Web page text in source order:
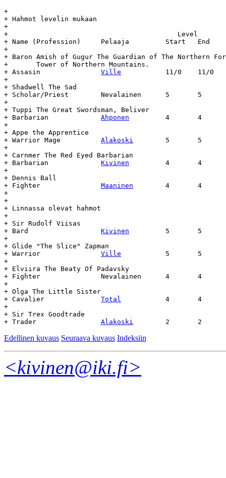
+
+ Hahmot levelin mukaan
+
+  					   Level	   Day		Age
+ Name (Profession)	Pelaaja		Start	End	Start	End	(days)
+
+ Baron Amish of Gugur The Guardian of The Northern
+ 	Tower of Northern Mountains.
Ville
+
+ Shadwell The Sad
+ Scholar/Priest	Nevalainen	5	5	25.6.58	-	-
+
+ Tuppi The Great Swordsman, Beliver
Ahponen
+
+ Appe the Apprentice
Alakoski
+
+ Carnmer The Red Eyed Barbarian
Kivinen
+
+ Dennis Ball
Maaninen
+
+
+ Linnassa olevat hahmot
+
+ Sir Rudolf Viisas
Kivinen
+
+ Glide "The Slice" Zapman
Ville
+
+ Elviira The Beaty Of Padavsky
+ Fighter		Nevalainen	4	4	1.8.59	-	-
+
+ Olga The Little Sister
Total
+
+ Sir Trex Goodtrade
Alakoski
Edellinen kuvaus Seuraava kuvaus Indeksiin
<kivinen@iki.fi>